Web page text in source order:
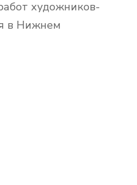
художников-
в Нижнем